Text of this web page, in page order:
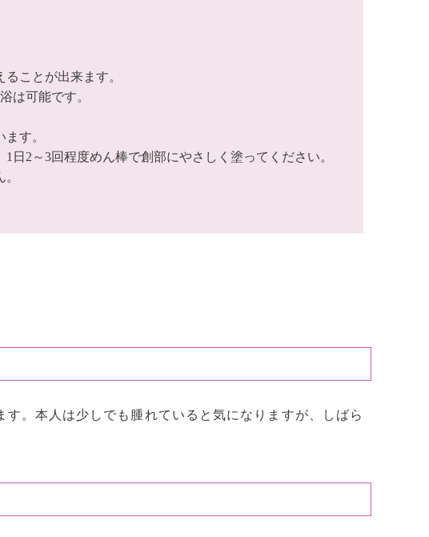
ことが出来ます。
は可能です。
す。
日2～3回程度めん棒で創部にやさしく塗ってください。
。本人は少しでも腫れていると気になりますが、しばら